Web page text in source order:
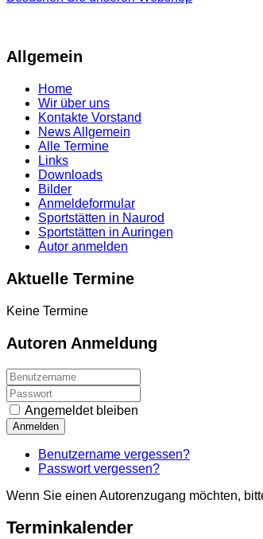
Allgemein
Home
Wir über uns
Kontakte Vorstand
News Allgemein
Alle Termine
Links
Downloads
Bilder
Anmeldeformular
Sportstätten in Naurod
Sportstätten in Auringen
Autor anmelden
Aktuelle Termine
Keine Termine
Autoren Anmeldung
Angemeldet bleiben
Anmelden
Benutzername vergessen?
Passwort vergessen?
Wenn Sie einen Autorenzugang möchten,
Terminkalender